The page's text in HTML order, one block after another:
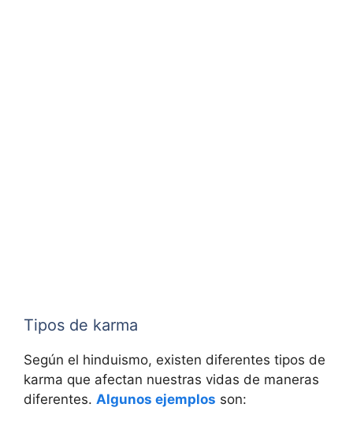
Tipos de karma
Según el hinduismo, existen diferentes tipos de
karma que afectan nuestras vidas de maneras
diferentes. Algunos ejemplos son: